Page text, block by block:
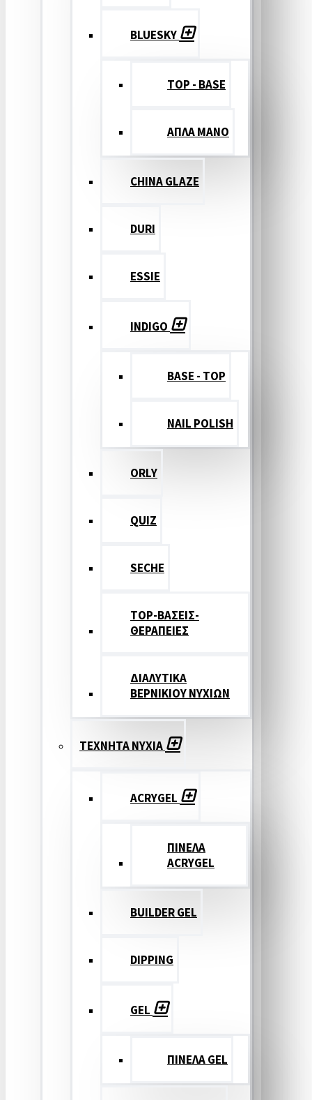
BLUESKY
TOP - BASE
ΑΠΛΑ ΜΑΝΟ
CHINA GLAZE
DURI
ESSIE
INDIGO
BASE - TOP
NAIL POLISH
ORLY
QUIZ
SECHE
TOP-ΒΑΣΕΙΣ-
ΘΕΡΑΠΕΙΕΣ
ΔΙΑΛΥΤΙΚΑ
ΒΕΡΝΙΚΙΟΥ ΝΥΧΙΩΝ
ΤΕΧΝΗΤΑ ΝΥΧΙΑ
ACRYGEL
ΠΙΝΕΛΑ
ACRYGEL
BUILDER GEL
DIPPING
GEL
ΠΙΝΕΛΑ GEL